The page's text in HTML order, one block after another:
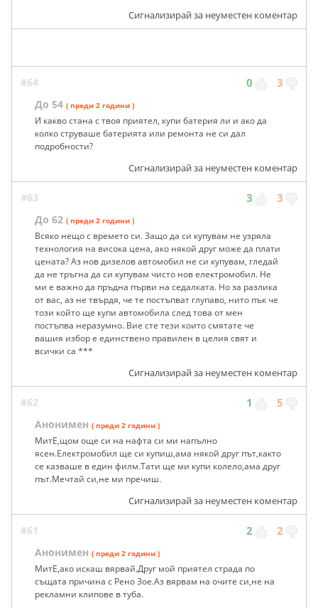
Сигнализирай за неуместен коментар
#64 0 3
До 54 ( преди 2 години )
И какво стана с твоя приятел, купи батерия ли и ако да
колко струваше батерията или ремонта не си дал
подробности?
Сигнализирай за неуместен коментар
#63 3 3
До 62 ( преди 2 години )
Всяко нещо с времето си. Защо да си купувам не узряла
технология на висока цена, ако някой друг може да плати
цената? Аз нов дизелов автомобил не си купувам, гледай
да не тръгна да си купувам чисто нов електромобил. Не
ми е важно да пръдна първи на седалката. Но за разлика
от вас, аз не твърдя, че те постъпват глупаво, нито пък че
този който ще купи автомобила след това от мен
постъпва неразумно. Вие сте тези които смятате че
вашия избор е единствено правилен в целия свят и
всички са ***
Сигнализирай за неуместен коментар
#62 1 5
Анонимен ( преди 2 години )
МитЕ,щом още си на нафта си ми напълно
ясен.Електромобил ще си купиш,ама някой друг път,както
се казваше в един филм.Тати ще ми купи колело,ама друг
път.Мечтай си,не ми пречиш.
Сигнализирай за неуместен коментар
#61 2 2
Анонимен ( преди 2 години )
МитЕ,ако искаш вярвай.Друг мой приятел страда по
същата причина с Рено Зое.Аз вярвам на очите си,не на
рекламни клипове в туба.